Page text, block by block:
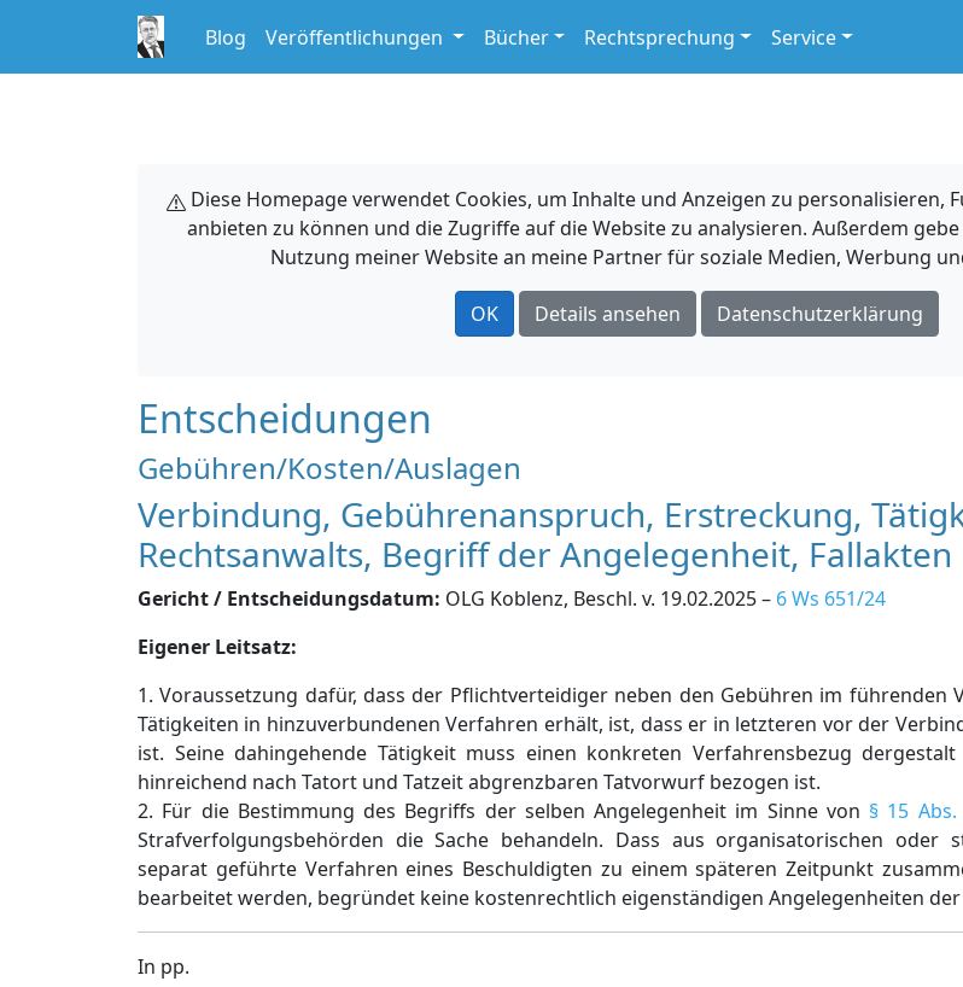
Blog Veröffentlichungen Bücher Rechtsprechung Service
Diese Homepage verwendet Cookies, um Inhalte und Anzeigen zu personalisieren,
anbieten zu können und die Zugriffe auf die Website zu analysieren. Außerdem
Nutzung meiner Website an meine Partner für soziale Medien, Werbung
OK Details ansehen Datenschutzerklärung
Entscheidungen
Gebühren/Kosten/Auslagen
Verbindung, Gebührenanspruch, Erstreckung,
Rechtsanwalts, Begriff der Angelegenheit, Fallakten
Gericht / Entscheidungsdatum: OLG Koblenz, Beschl. v. 19.02.2025 – 6 Ws 651/24
Eigener Leitsatz:
1. Voraussetzung dafür, dass der Pflichtverteidiger neben den Gebühren im führenden
Tätigkeiten in hinzuverbundenen Verfahren erhält, ist, dass er in letzteren vor der
ist. Seine dahingehende Tätigkeit muss einen konkreten Verfahrensbezug
hinreichend nach Tatort und Tatzeit abgrenzbaren Tatvorwurf bezogen ist.
2. Für die Bestimmung des Begriffs der selben Angelegenheit im Sinne von § 15 Abs.
Strafverfolgungsbehörden die Sache behandeln. Dass aus organisatorischen oder
separat geführte Verfahren eines Beschuldigten zu einem späteren Zeitpunkt
bearbeitet werden, begründet keine kostenrechtlich eigenständigen Angelegenheiten
In pp.